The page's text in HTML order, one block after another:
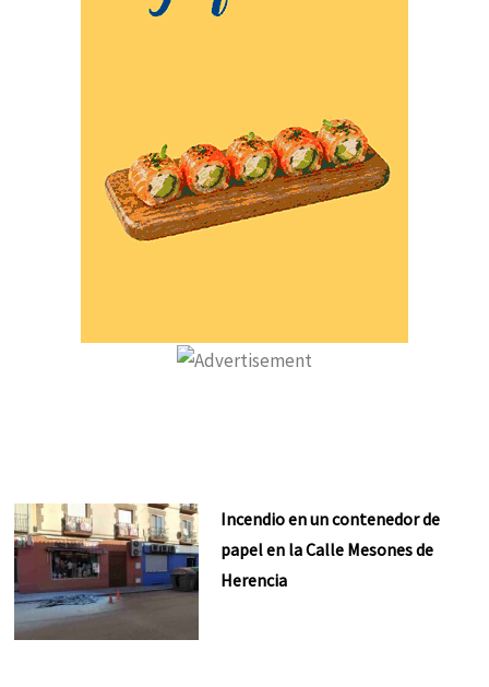
Incendio en un contenedor de
papel en la Calle Mesones de
Herencia